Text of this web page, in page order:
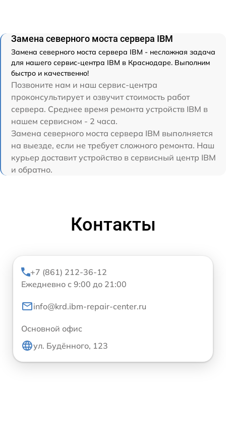
Замена северного моста сервера IBM
Замена северного моста сервера IBM - несложная задача
для нашего сервис-центра IBM в Краснодаре. Выполним
быстро и качественно!
Позвоните нам и наш сервис-центра
проконсультирует и озвучит стоимость работ
сервера. Среднее время ремонта устройств IBM в
нашем сервисном - 2 часа.
Замена северного моста сервера IBM выполняется
на выезде, если не требует сложного ремонта. Наш
курьер доставит устройство в сервисный центр IBM
и обратно.
Контакты
+7 (861) 212-36-12
Ежедневно с 9:00 до 21:00
info@krd.ibm-repair-center.ru
Основной офис
ул. Будённого, 123